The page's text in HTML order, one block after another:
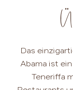
Das
Abama ist
Teneriffa